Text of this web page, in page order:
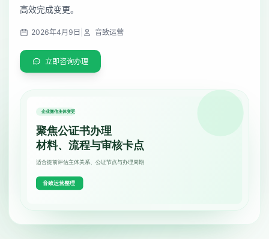
高效完成变更。
2026年4月9日 音致运营
立即咨询办理